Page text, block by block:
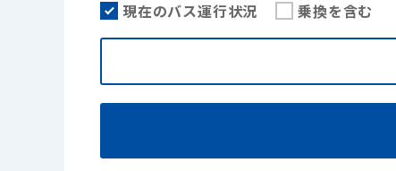
現在のバス運行状況
乗換を含む